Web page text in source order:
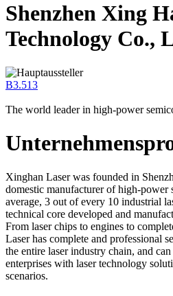
Shenzhen Xing
Technology Co.,
B3.513
The world leader in high-power
Xinghan Laser was founded in
domestic manufacturer of high-power
average, 3 out of every 10 industrial
technical core developed and
From laser chips to engines to
Laser has complete and professional
the entire laser industry chain, and
enterprises with laser technology
scenarios.